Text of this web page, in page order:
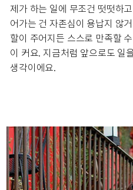
제가 하는 일에 무조건 떳떳하
어가는 건 자존심이 용납지 않
할이 주어지든 스스로 만족할
이 커요. 지금처럼 앞으로도 일
생각이에요.